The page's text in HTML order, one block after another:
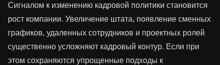
Сигналом к изменению кадровой политики становится
рост компании. Увеличение штата, появление сменных
графиков, удаленных сотрудников и проектных ролей
существенно усложняют кадровый контур. Если при
этом сохраняются упрощенные подходы к